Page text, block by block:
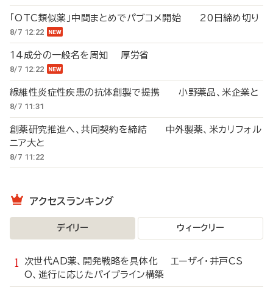
「OTC類似薬」中間まとめでパブコメ開始 20日締め切り
8/7 12:22
14成分の一般名を周知 厚労省
8/7 12:22
線維性炎症性疾患の抗体創製で提携 小野薬品、米企業と
8/7 11:31
創薬研究推進へ、共同契約を締結 中外製薬、米カリフォル
ニア大と
8/7 11:22
アクセスランキング
デイリー ウィークリー
次世代AD薬、開発戦略を具体化 エーザイ・井戸CS
O、進行に応じたパイプライン構築